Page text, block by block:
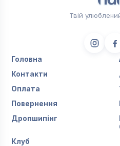
Твій
Головна
Контакти
Оплата
Повернення
Дропшипінг
Клуб